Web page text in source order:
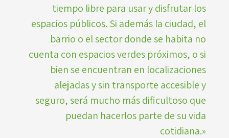
tiempo libre para usar y disfrutar los
espacios públicos. Si además la ciudad, el
barrio o el sector donde se habita no
cuenta con espacios verdes próximos, o si
bien se encuentran en localizaciones
alejadas y sin transporte accesible y
seguro, será mucho más dificultoso que
puedan hacerlos parte de su vida
cotidiana.»